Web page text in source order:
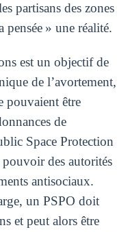
partisans des zones
» une réalité.
est un objectif de
de l’avortement,
pouvaient être
de
Space Protection
des autorités
antisociaux.
un PSPO doit
et peut alors être